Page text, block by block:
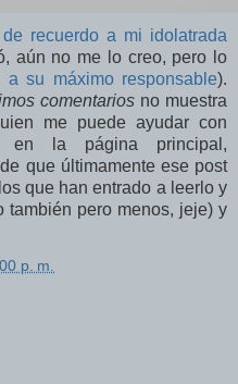
recuerdo a mi idolatrada
aún no me lo creo, pero lo
a su máximo responsable).
comentarios no muestra
me puede ayudar con
en la página principal,
que últimamente ese post
que han entrado a leerlo y
también pero menos, jeje) y
p. m.